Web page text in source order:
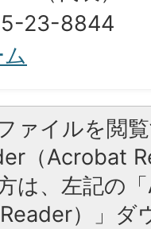
23-8844
ァイルを閲
（Acrobat
は、左記の
）」ダ